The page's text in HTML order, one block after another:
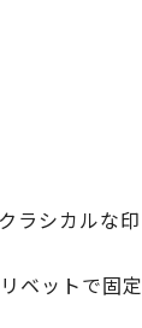
ラシカルな印
ベットで固定